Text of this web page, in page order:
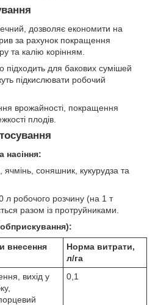
дозволяє економити на
за рахунок покращення
та калію корінням.
підходить для бакових сумішей
підкислювати робочий
врожайності, покращення
плодів.
насіння:
соняшник, кукурудза та
л робочого розчину (на 1 т
разом із протруйниками.
внесення
Норма витрати,
л/га
вихід у
0,1